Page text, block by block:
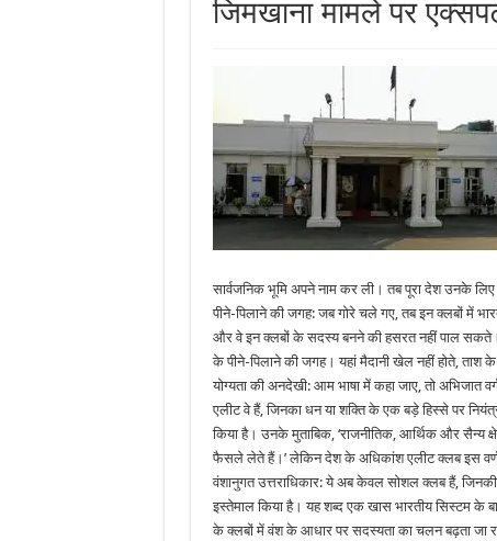
जिमखाना मामले पर
सार्वजनिक भूमि अपने नाम कर ली। तब पूरा देश उनके
पीने-पिलाने की जगह: जब गोरे चले गए, तब इन क्लबों में
और वे इन क्लबों के सदस्य बनने की हसरत नहीं पाल
के पीने-पिलाने की जगह। यहां मैदानी खेल नहीं होते, ताश
योग्यता की अनदेखी: आम भाषा में कहा जाए, तो अभिजात
एलीट वे हैं, जिनका धन या शक्ति के एक बड़े हिस्से पर
किया है। उनके मुताबिक, ‘राजनीतिक, आर्थिक और सैन्य
फैसले लेते हैं।’ लेकिन देश के अधिकांश एलीट क्लब इस
वंशानुगत उत्तराधिकार: ये अब केवल सोशल क्लब हैं, जिनकी
इस्तेमाल किया है। यह शब्द एक खास भारतीय सिस्टम के
के क्लबों में वंश के आधार पर सदस्यता का चलन बढ़ता जा